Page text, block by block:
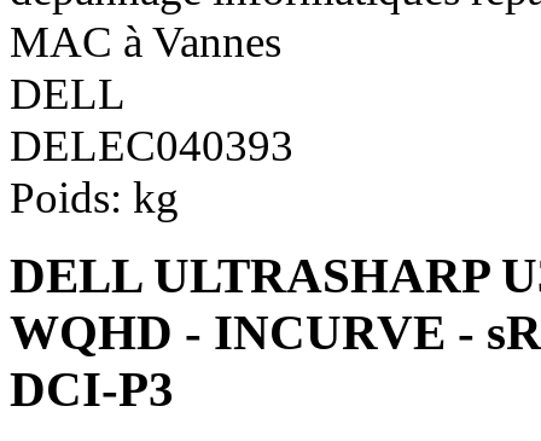
MAC à Vannes
DELL
DELEC040393
Poids: kg
DELL ULTRASHARP
WQHD - INCURVE -
DCI-P3